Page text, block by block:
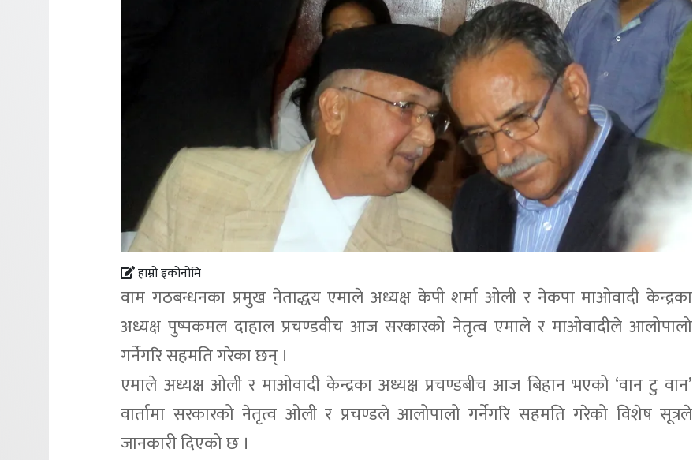
हाम्रो इकोनोमि
वाम गठबन्धनका प्रमुख नेताद्धय एमाले अध्यक्ष केपी शर्मा ओली र नेकपा माओवादी केन्द्रका
अध्यक्ष पुष्पकमल दाहाल प्रचण्डवीच आज सरकारको नेतृत्व एमाले र माओवादीले आलोपालो
गर्नेगरि सहमति गरेका छन् ।
एमाले अध्यक्ष ओली र माओवादी केन्द्रका अध्यक्ष प्रचण्डबीच आज बिहान भएको ‘वान टु वान’
वार्तामा सरकारको नेतृत्व ओली र प्रचण्डले आलोपालो गर्नेगरि सहमति गरेको विशेष सूत्रले
जानकारी दिएको छ ।